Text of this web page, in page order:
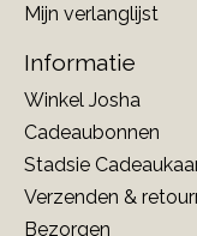
Mijn verlanglijst
Informatie
Winkel Josha
Cadeaubonnen
Stadsie
Verzenden &
Bezorgen